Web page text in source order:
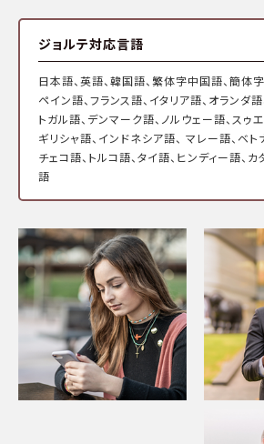
ジョルテ対応言語
日本語、英語、韓国語、繁体字中国語、簡体
ペイン語、フランス語、イタリア語、オランダ
トガル語、デンマーク語、ノルウェー語、スゥ
ギリシャ語、インドネシア語、 マレー語、ベト
チェコ語、トルコ語、タイ語、ヒンディー語、
語